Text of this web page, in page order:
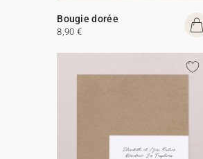
Bougie dorée
8,90 €